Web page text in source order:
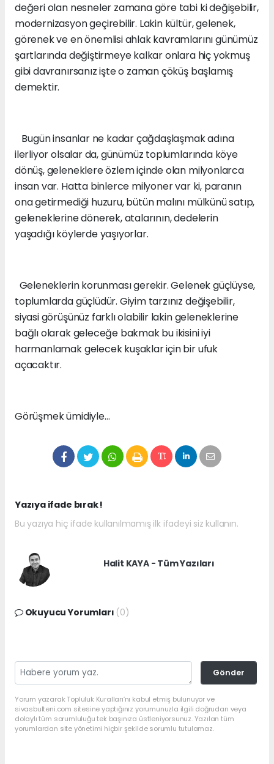
değeri olan nesneler zamana göre tabi ki değişebilir,
modernizasyon geçirebilir. Lakin kültür, gelenek,
görenek ve en önemlisi ahlak kavramlarını günümüz
şartlarında değiştirmeye kalkar onlara hiç yokmuş
gibi davranırsanız işte o zaman çöküş başlamış
demektir.
Bugün insanlar ne kadar çağdaşlaşmak adına
ilerliyor olsalar da, günümüz toplumlarında köye
dönüş, geleneklere özlem içinde olan milyonlarca
insan var. Hatta binlerce milyoner var ki, paranın
ona getirmediği huzuru, bütün malını mülkünü satıp,
geleneklerine dönerek, atalarının, dedelerin
yaşadığı köylerde yaşıyorlar.
Geleneklerin korunması gerekir. Gelenek güçlüyse,
toplumlarda güçlüdür. Giyim tarzınız değişebilir,
siyasi görüşünüz farklı olabilir lakin geleneklerine
bağlı olarak geleceğe bakmak bu ikisini iyi
harmanlamak gelecek kuşaklar için bir ufuk
açacaktır.
Görüşmek ümidiyle…
Yazıya ifade bırak !
Bu yazıya hiç ifade kullanılmamış ilk ifadeyi siz kullanın.
Halit KAYA - Tüm Yazıları
Okuyucu Yorumları (0)
Gönder
Yorum yazarak Topluluk Kuralları’nı kabul etmiş bulunuyor ve
sivasbulteni.com sitesine yaptığınız yorumunuzla ilgili doğrudan veya
dolaylı tüm sorumluluğu tek başınıza üstleniyorsunuz. Yazılan tüm
yorumlardan site yönetimi hiçbir şekilde sorumlu tutulamaz.